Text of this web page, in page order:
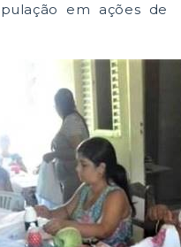
em ações de